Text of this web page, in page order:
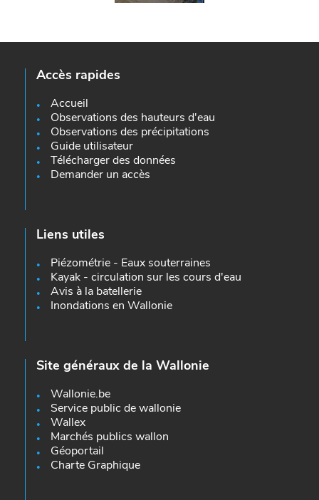
Accès rapides
Accueil
Observations des hauteurs d'eau
Observations des précipitations
Guide utilisateur
Télécharger des données
Demander un accès
Liens utiles
Piézométrie - Eaux souterraines
Kayak - circulation sur les cours d'eau
Avis à la batellerie
Inondations en Wallonie
Site généraux de la Wallonie
Wallonie.be
Service public de wallonie
Wallex
Marchés publics wallon
Géoportail
Charte Graphique